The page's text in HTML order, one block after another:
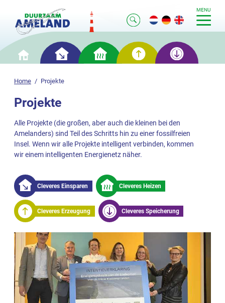
MENU
Home Projekte
Projekte
Alle Projekte (die großen, aber auch die kleinen bei den
Amelanders) sind Teil des Schritts hin zu einer fossilfreien
Insel. Wenn wir alle Projekte intelligent verbinden, kommen
wir einem intelligenten Energienetz näher.
Cleveres Einsparen Cleveres Heizen
Cleveres Erzeugung Cleveres Speicherung